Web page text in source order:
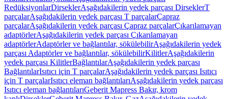
RedüksiyonlarDirseklerAşağıdakilerin yedek parçası DirseklerT
parçalarAşağıdakilerin yedek parçası T parçalarÇapraz
parçalarAşağıdakilerin yedek parçası Çapraz parçalarÇıkarılamayan
adaptörlerAşağıdakilerin yedek parçası Çıkarılamayan
adaptörlerAdaptörler ve bağlantılar, sökülebilirAşağıdakilerin yedek
parçası Adaptörler ve bağlantılar, sökülebilirKilitlerAşağıdakilerin
yedek parçası KilitlerBağlantılarAşağıdakilerin yedek parçası
BağlantılarIsıtıcı için T parçalarAşağıdakilerin yedek parçası Isıtıcı
için T parçalarIsıtıcı eleman bağlantılarıAşağıdakilerin yedek parçası
Isıtıcı eleman bağlantılarıGeberit Mapress Bakır, krom